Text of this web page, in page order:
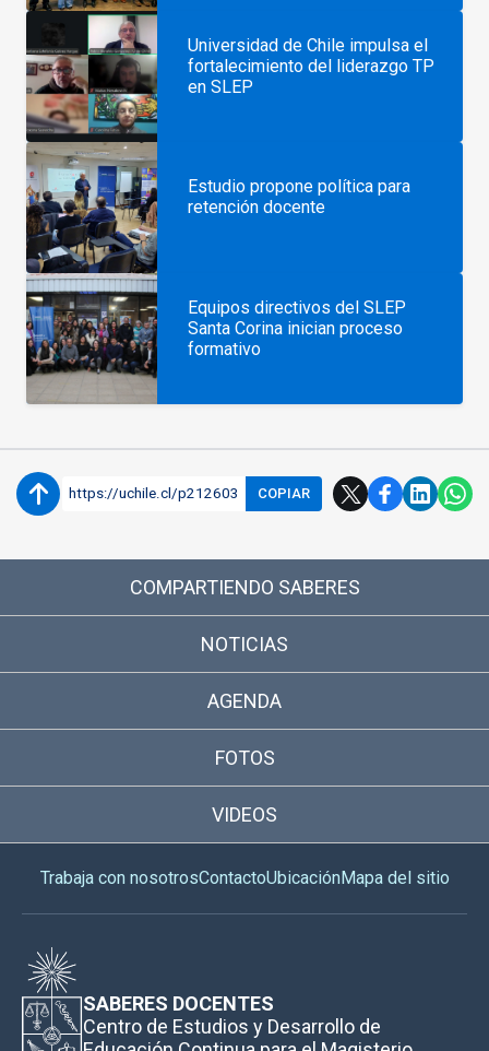
Universidad de Chile impulsa el
fortalecimiento del liderazgo TP
en SLEP
Estudio propone política para
retención docente
Equipos directivos del SLEP
Santa Corina inician proceso
formativo
https://uchile.cl/p212603 COPIAR
COMPARTIENDO SABERES
NOTICIAS
AGENDA
FOTOS
VIDEOS
Trabaja con nosotrosContactoUbicaciónMapa del sitio
SABERES DOCENTES
Centro de Estudios y Desarrollo de